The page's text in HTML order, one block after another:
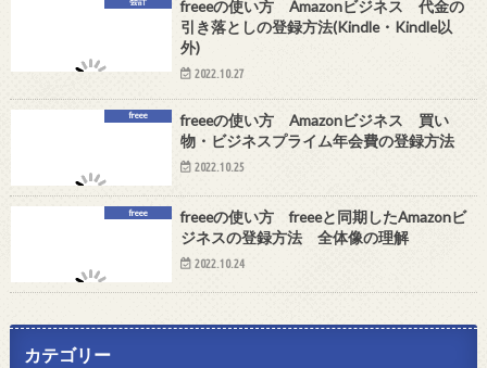
freeeの使い方 Amazonビジネス 代金の
引き落としの登録方法(Kindle・Kindle以
外)
2022.10.27
freee
freeeの使い方 Amazonビジネス 買い
物・ビジネスプライム年会費の登録方法
2022.10.25
freee
freeeの使い方 freeeと同期したAmazonビ
ジネスの登録方法 全体像の理解
2022.10.24
カテゴリー